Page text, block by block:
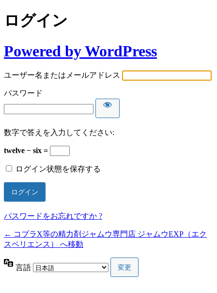
ログイン
Powered by WordPress
ユーザー名またはメールアドレス
パスワード
数字で答えを入力してください:
twelve − six =
ログイン状態を保存する
パスワードをお忘れですか ?
← コブラX等の精力剤ジャムウ専門店 ジャムウEXP（エク
スペリエンス） へ移動
言語